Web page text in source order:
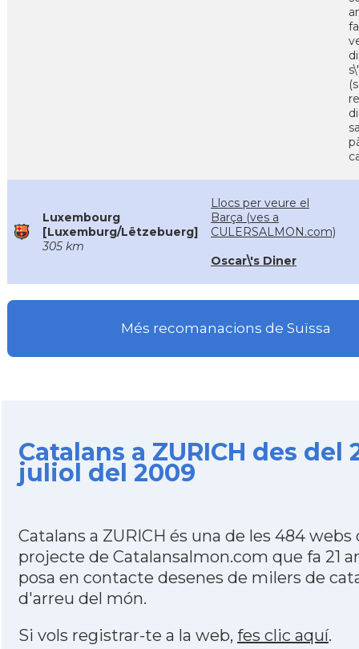
Luxembourg
[Luxemburg/Lëtzebuerg]
305 km
Llocs per veure el
Barça (ves a
CULERSALMON.com)
Oscar\'s Diner
Més recomanacions de Suïssa
Catalans a ZURICH des del
juliol del 2009
Catalans a ZURICH és una de les 484 webs
projecte de Catalansalmon.com que fa 21
posa en contacte desenes de milers de
d'arreu del món.
Si vols registrar-te a la web, fes clic aquí.